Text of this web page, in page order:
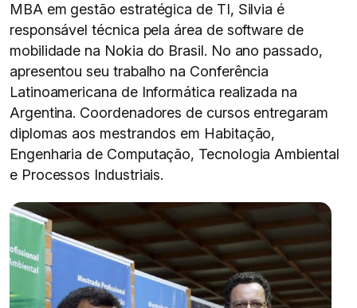
MBA em gestão estratégica de TI, Silvia é
responsável técnica pela área de software de
mobilidade na Nokia do Brasil. No ano passado,
apresentou seu trabalho na Conferência
Latinoamericana de Informática realizada na
Argentina. Coordenadores de cursos entregaram
diplomas aos mestrandos em Habitação,
Engenharia de Computação, Tecnologia Ambiental
e Processos Industriais.